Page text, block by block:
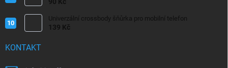
Univerzální crossbody šňůrka pro mobilní telefon
139 Kč
KONTAKT